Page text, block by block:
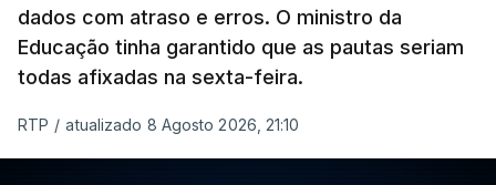
dados com atraso e erros. O ministro da
Educação tinha garantido que as pautas seriam
todas afixadas na sexta-feira.
RTP / atualizado 8 Agosto 2026, 21:10